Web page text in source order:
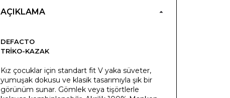
AÇIKLAMA
DEFACTO
TRIKO-KAZAK
Kız çocuklar için standart fit V yaka süveter,
yumuşak dokusu ve klasik tasarımıyla şık bir
görünüm sunar. Gömlek veya tişörtlerle